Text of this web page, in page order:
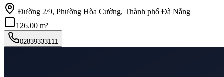
Đường 2/9, Phường Hòa Cường, Thành phố Đà Nẵng
126.00 m²
02839333111